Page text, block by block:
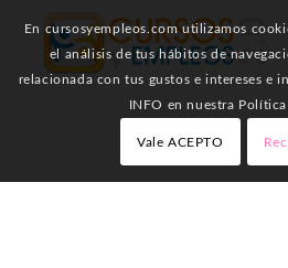
En cursosyempleos.com utilizamos
el análisis de tus hábitos de
relacionada con tus gustos e intereses e
INFO en nuestra Política
Vale ACEPTO